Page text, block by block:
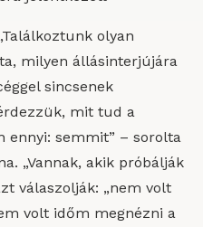
olyan
milyen állásinterjújára
sincsenek
mit tud a
ennyi: semmit” – sorolta
„Vannak, akik próbálják
válaszolják: „nem volt
volt időm megnézni a